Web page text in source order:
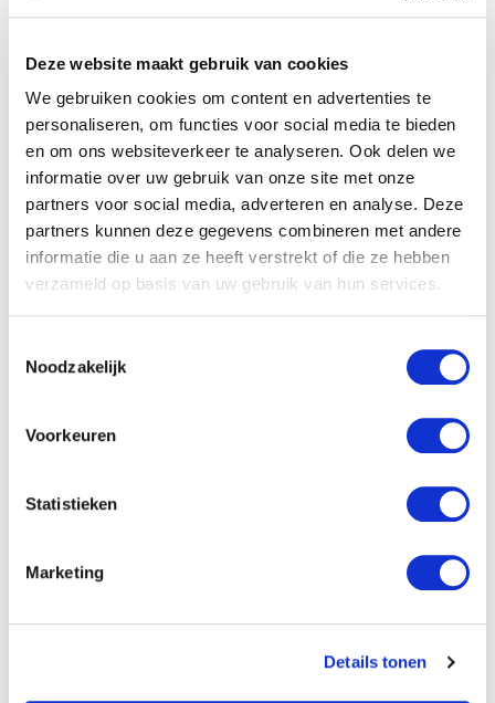
Deze website maakt gebruik van cookies
We gebruiken cookies om content en advertenties te
personaliseren, om functies voor social media te bieden
en om ons websiteverkeer te analyseren. Ook delen we
informatie over uw gebruik van onze site met onze
partners voor social media, adverteren en analyse. Deze
partners kunnen deze gegevens combineren met andere
informatie die u aan ze heeft verstrekt of die ze hebben
verzameld op basis van uw gebruik van hun services.
Noodzakelijk
Voorkeuren
Statistieken
Marketing
Details tonen
Nieuws Recruiters Sliedrecht Zaltbommel
Vers in het vak en vol energie!
Hi! Mijn naam is Annemijn en sinds kort ben ik
actief als recruiter bij AB Midden Nederland in de
regio Zaltbommel en Sliedrecht.